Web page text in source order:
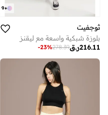
+
9
ثوجفيت
بلوزة شبكية واسعة مع ليقنز
ر.ق216.11
278.39
-23%